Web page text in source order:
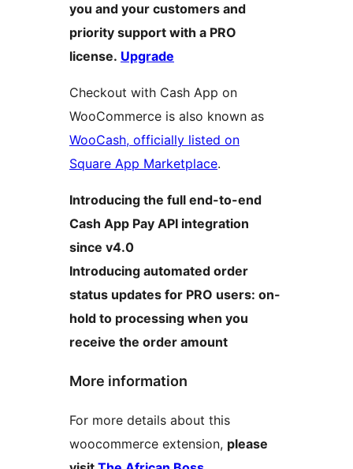
you and your customers and
priority support with a PRO
license. Upgrade
Checkout with Cash App on
WooCommerce is also known as
WooCash, officially listed on
Square App Marketplace.
Introducing the full end-to-end
Cash App Pay API integration
since v4.0
Introducing automated order
status updates for PRO users: on-
hold to processing when you
receive the order amount
More information
For more details about this
woocommerce extension, please